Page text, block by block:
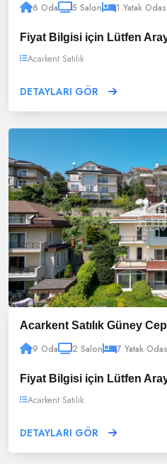
6 Oda 5 Salon 1 Yatak Odası
Fiyat Bilgisi için Lütfen
Acarkent Satılık
DETAYLARI GÖR
Acarkent Satılık Güney
9 Oda 2 Salon 7 Yatak
Fiyat Bilgisi için Lütfen
Acarkent Satılık
DETAYLARI GÖR